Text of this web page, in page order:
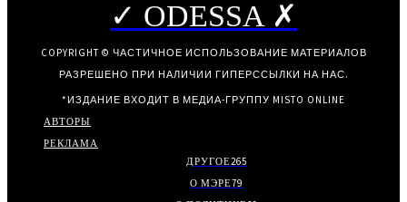
✓ ODESSA ✗
COPYRIGHT © ЧАСТИЧНОЕ ИСПОЛЬЗОВАНИЕ МАТЕРИАЛОВ
РАЗРЕШЕНО ПРИ НАЛИЧИИ ГИПЕРССЫЛКИ НА НАС.
*ИЗДАНИЕ ВХОДИТ В МЕДИА-ГРУППУ MISTO ONLINE
АВТОРЫ
РЕКЛАМА
ДРУГОЕ265
О МЭРЕ79